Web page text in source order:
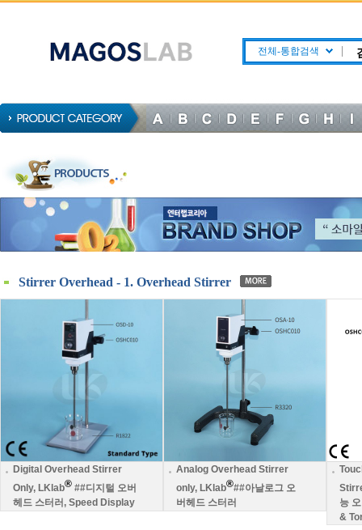
전체-통합검색
Stirrer Overhead - 1. Overhead Stirrer
Digital Overhead Stirrer
Only, LKlab® ##디지털 오버
헤드 스터러, Speed Display
Analog Overhead Stirrer
only, LKlab®##아날로그 오
버헤드 스터러
능
&